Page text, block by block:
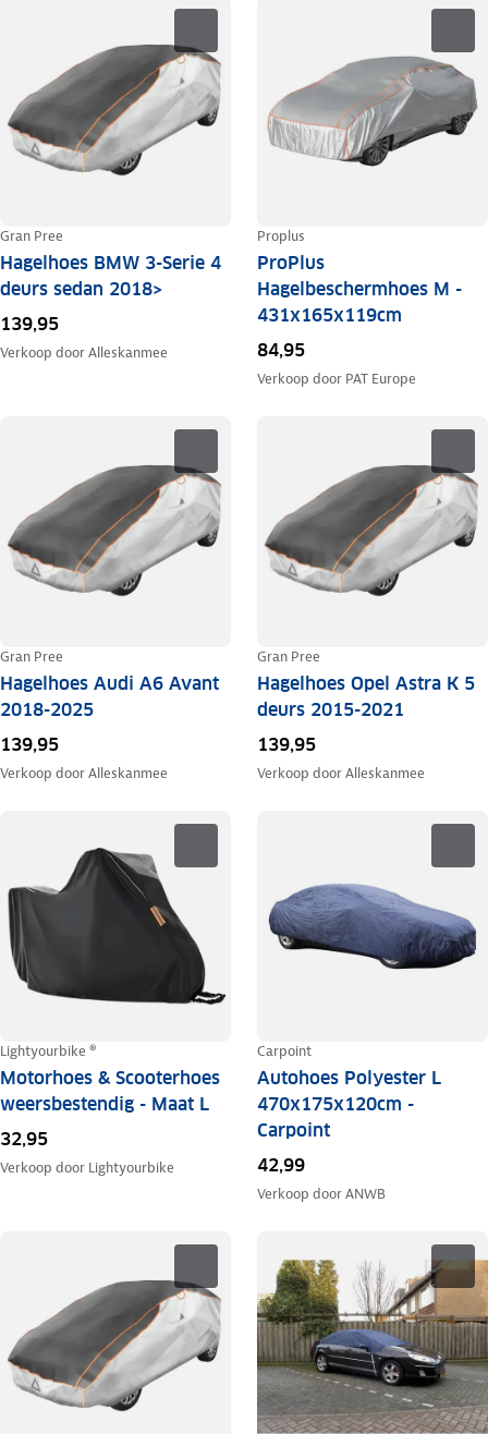
Gran Pree
Hagelhoes BMW 3-Serie 4
deurs sedan 2018>
139,95
Verkoop doorAlleskanmee
Proplus
ProPlus
Hagelbeschermhoes M -
431x165x119cm
84,95
Verkoop door PAT Europe
Gran Pree
Hagelhoes Audi A6 Avant
2018-2025
139,95
Verkoop doorAlleskanmee
Gran Pree
Hagelhoes Opel Astra K 5
deurs 2015-2021
139,95
Verkoop doorAlleskanmee
Lightyourbike ®
Motorhoes & Scooterhoes
weersbestendig - Maat L
32,95
Verkoop door Lightyourbike
Carpoint
Autohoes Polyester L
470x175x120cm -
Carpoint
42,99
Verkoop doorANWB